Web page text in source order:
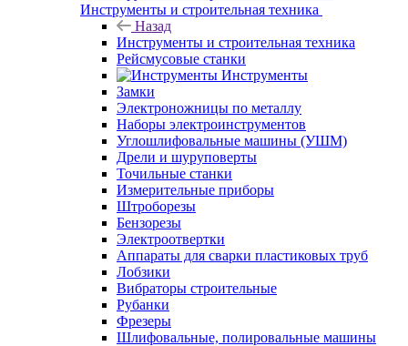
Инструменты и строительная техника
Назад
Инструменты и строительная техника
Рейсмусовые станки
Инструменты
Замки
Электроножницы по металлу
Наборы электроинструментов
Углошлифовальные машины (УШМ)
Дрели и шуруповерты
Точильные станки
Измерительные приборы
Штроборезы
Бензорезы
Электроотвертки
Аппараты для сварки пластиковых труб
Лобзики
Вибраторы строительные
Рубанки
Фрезеры
Шлифовальные, полировальные машины